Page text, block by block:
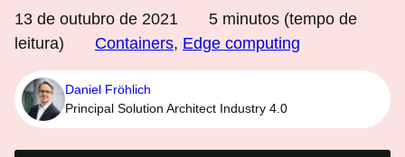
13 de outubro de 2021 5 minutos (tempo de
leitura)
Containers, Edge computing
Daniel Fröhlich
Principal Solution Architect Industry 4.0